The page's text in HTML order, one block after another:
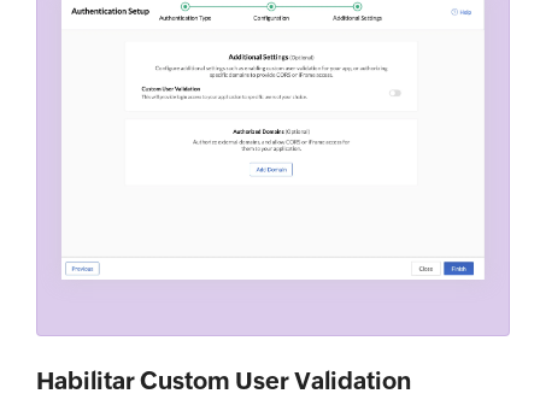
Habilitar Custom User Validation